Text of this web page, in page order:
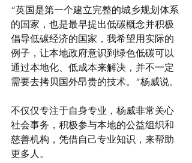
“英国是第一个建立完整的城乡规划体系
的国家，也是最早提出低碳概念并积极
倡导低碳经济的国家，我希望用实际的
例子，让本地政府意识到绿色低碳可以
通过本地化、低成本来解决，并不一定
需要去拷贝国外昂贵的技术。”杨威说。
不仅仅专注于自身专业，杨威非常关心
社会事务，积极参与本地的公益组织和
慈善机构，凭借自己专业知识，来帮助
更多人。